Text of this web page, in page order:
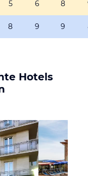
5 6 8
8 9 9
Hotels